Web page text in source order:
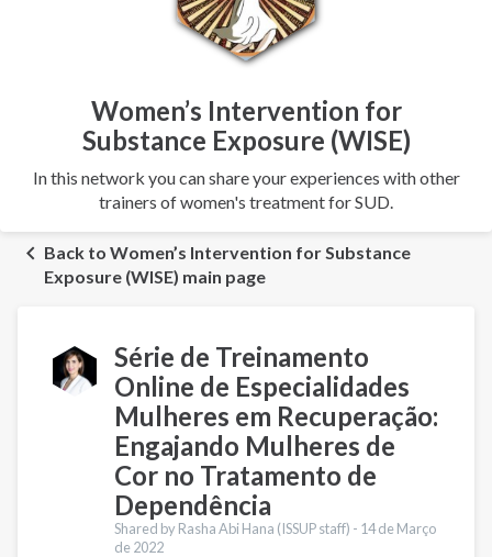
Women’s Intervention for
Substance Exposure (WISE)
In this network you can share your experiences with other
trainers of women's treatment for SUD.
Back to Women’s Intervention for Substance
Exposure (WISE) main page
Série de Treinamento
Online de Especialidades
Mulheres em Recuperação:
Engajando Mulheres de
Cor no Tratamento de
Dependência
Shared by Rasha Abi Hana (ISSUP staff) - 14 de Março
de 2022